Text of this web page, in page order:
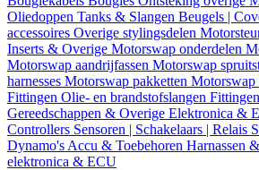
Oliedoppen Tanks & Slangen Beugels |
accessoires Overige stylingsdelen
Inserts & Overige Motorswap onderdelen
Motorswap aandrijfassen Motorswap
harnesses Motorswap pakketten Motorswap
Fittingen Olie- en brandstofslangen Fittingen
Gereedschappen & Overige Elektronica &
Controllers Sensoren | Schakelaars | Relais
Dynamo's Accu & Toebehoren Harnassen
elektronica & ECU